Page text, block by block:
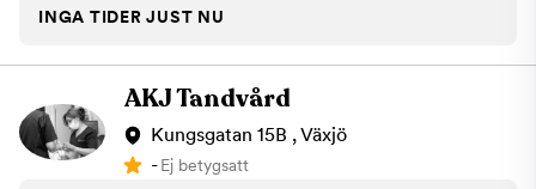
INGA TIDER JUST NU
AKJ Tandvård
Kungsgatan 15B , Växjö
-Ej betygsatt